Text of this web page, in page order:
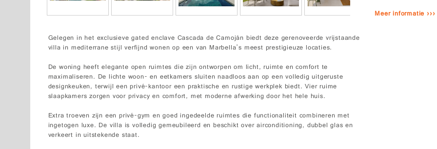
Meer informatie ›››
Gelegen in het exclusieve gated enclave Cascada de Camoján biedt deze gerenoveerde vrijstaande
villa in mediterrane stijl verfijnd wonen op een van Marbella’s meest prestigieuze locaties.
De woning heeft elegante open ruimtes die zijn ontworpen om licht, ruimte en comfort te
maximaliseren. De lichte woon- en eetkamers sluiten naadloos aan op een volledig uitgeruste
designkeuken, terwijl een privé-kantoor een praktische en rustige werkplek biedt. Vier ruime
slaapkamers zorgen voor privacy en comfort, met moderne afwerking door het hele huis.
Extra troeven zijn een privé-gym en goed ingedeelde ruimtes die functionaliteit combineren met
ingetogen luxe. De villa is volledig gemeubileerd en beschikt over airconditioning, dubbel glas en
verkeert in uitstekende staat.